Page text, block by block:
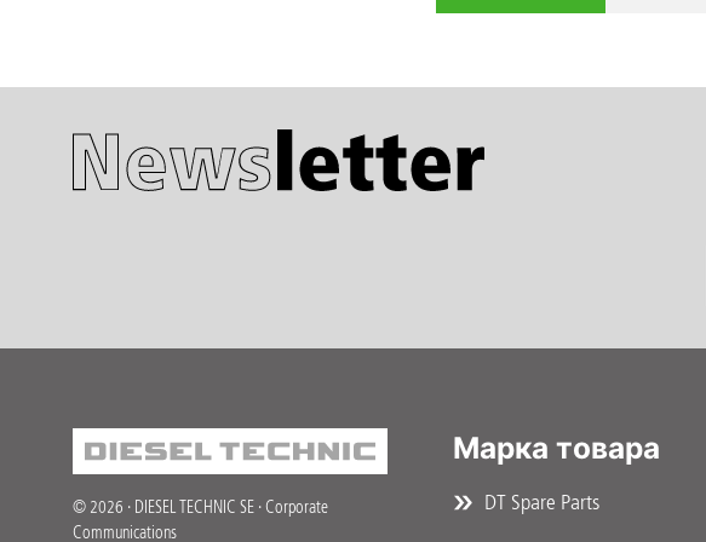
© 2026 · DIESEL TECHNIC SE · Corporate
Communications
Марка товара
DT Spare Parts